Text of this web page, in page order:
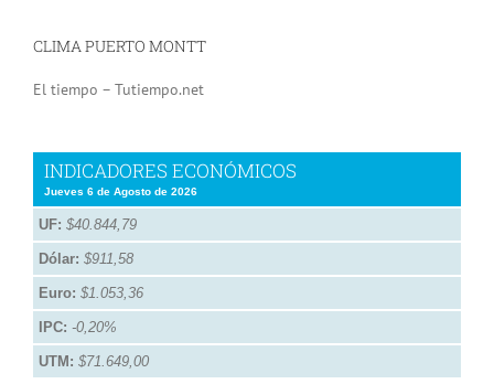
CLIMA PUERTO MONTT
El tiempo – Tutiempo.net
INDICADORES ECONÓMICOS
Jueves 6 de Agosto de 2026
UF: $40.844,79
Dólar: $911,58
Euro: $1.053,36
IPC: -0,20%
UTM: $71.649,00